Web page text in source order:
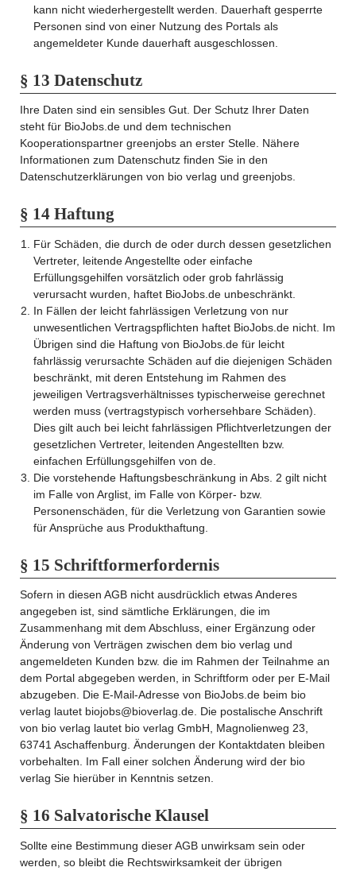
kann nicht wiederhergestellt werden. Dauerhaft gesperrte
Personen sind von einer Nutzung des Portals als
angemeldeter Kunde dauerhaft ausgeschlossen.
§ 13 Datenschutz
Ihre Daten sind ein sensibles Gut. Der Schutz Ihrer Daten
steht für BioJobs.de und dem technischen
Kooperationspartner greenjobs an erster Stelle. Nähere
Informationen zum Datenschutz finden Sie in den
Datenschutzerklärungen von bio verlag und greenjobs.
§ 14 Haftung
Für Schäden, die durch de oder durch dessen gesetzlichen
Vertreter, leitende Angestellte oder einfache
Erfüllungsgehilfen vorsätzlich oder grob fahrlässig
verursacht wurden, haftet BioJobs.de unbeschränkt.
In Fällen der leicht fahrlässigen Verletzung von nur
unwesentlichen Vertragspflichten haftet BioJobs.de nicht. Im
Übrigen sind die Haftung von BioJobs.de für leicht
fahrlässig verursachte Schäden auf die diejenigen Schäden
beschränkt, mit deren Entstehung im Rahmen des
jeweiligen Vertragsverhältnisses typischerweise gerechnet
werden muss (vertragstypisch vorhersehbare Schäden).
Dies gilt auch bei leicht fahrlässigen Pflichtverletzungen der
gesetzlichen Vertreter, leitenden Angestellten bzw.
einfachen Erfüllungsgehilfen von de.
Die vorstehende Haftungsbeschränkung in Abs. 2 gilt nicht
im Falle von Arglist, im Falle von Körper- bzw.
Personenschäden, für die Verletzung von Garantien sowie
für Ansprüche aus Produkthaftung.
§ 15 Schriftformerfordernis
Sofern in diesen AGB nicht ausdrücklich etwas Anderes
angegeben ist, sind sämtliche Erklärungen, die im
Zusammenhang mit dem Abschluss, einer Ergänzung oder
Änderung von Verträgen zwischen dem bio verlag und
angemeldeten Kunden bzw. die im Rahmen der Teilnahme an
dem Portal abgegeben werden, in Schriftform oder per E-Mail
abzugeben. Die E-Mail-Adresse von BioJobs.de beim bio
verlag lautet biojobs@bioverlag.de. Die postalische Anschrift
von bio verlag lautet bio verlag GmbH, Magnolienweg 23,
63741 Aschaffenburg. Änderungen der Kontaktdaten bleiben
vorbehalten. Im Fall einer solchen Änderung wird der bio
verlag Sie hierüber in Kenntnis setzen.
§ 16 Salvatorische Klausel
Sollte eine Bestimmung dieser AGB unwirksam sein oder
werden, so bleibt die Rechtswirksamkeit der übrigen